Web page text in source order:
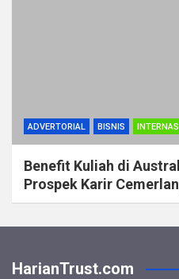
ADVERTORIAL BISNIS
Benefit Kuliah di
Prospek Karir
HarianTrust.com